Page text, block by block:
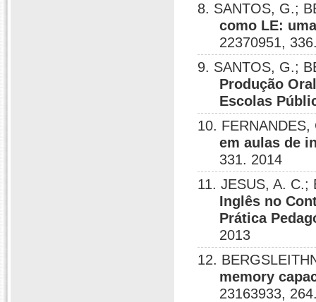
8. SANTOS, G.;
como LE:
22370951,
9. SANTOS, G.;
Produção
Escolas
10.
em aulas de
331. 2014
11. JESUS, A.
Inglês no
Prática
2013
12.
memory
23163933,